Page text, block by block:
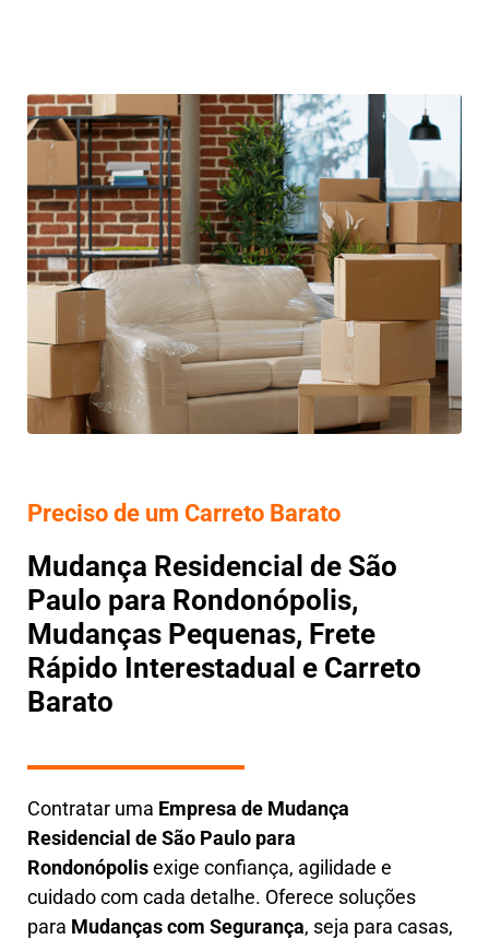
Preciso de um Carreto Barato
Mudança Residencial de São
Paulo para Rondonópolis,
Mudanças Pequenas, Frete
Rápido Interestadual e Carreto
Barato
Contratar uma Empresa de Mudança
Residencial de São Paulo para
Rondonópolisexige confiança, agilidade e
cuidado com cada detalhe. Oferece soluções
para Mudanças com Segurança, seja para casas,